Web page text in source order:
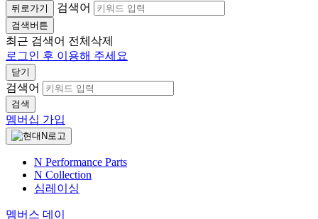
뒤로가기 검색어
검색버튼
최근 검색어 전체삭제
로그인 후 이용해 주세요
닫기
검색어
검색
멤버십 가입
N Performance Parts
N Collection
심레이싱
멤버스 데이